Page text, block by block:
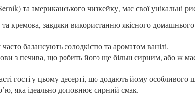
та американського чизкейку, має свої унікальні
кремова, завдяки використанню якісного
балансують солодкістю та ароматом ванілі.
з печива, що робить його ще більш сирним, або ж
гості у цьому десерті, що додають йому особливого
яка ідеально доповнює сирний смак.